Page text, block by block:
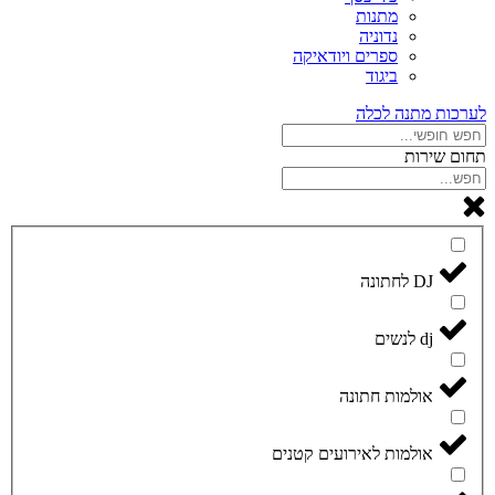
מתנות
נדוניה
ספרים ויודאיקה
ביגוד
לערכות מתנה לכלה
תחום שירות
DJ לחתונה
dj לנשים
אולמות חתונה
אולמות לאירועים קטנים